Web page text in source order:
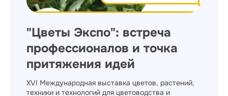
"Цветы Экспо": встреча
профессионалов и точка
притяжения идей
XVI Международная выставка цветов, растений,
техники и технологий для цветоводства и